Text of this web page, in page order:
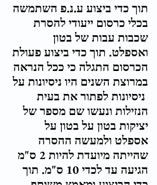
תוך כדי ביצוע ע.נ.פ השתמשה
בכלי כרסום ייעודי להסרת
שכבות עבות של בטון
ואספלט. תוך כדי ביצוע פעולת
הכרסום התגלה כי ככל הנראה
במרוצת השנים היו ניסיונות על
ניסיונות לפתור את בעית
הנזילות ונעשו שם מספר של
יציקות בטון על בטון על
אספלט ולמעשה ההסרה
שהייתה מיועדת להיות 2 ס"מ
הגיעה עד לכדי 10 ס"מ. תוך